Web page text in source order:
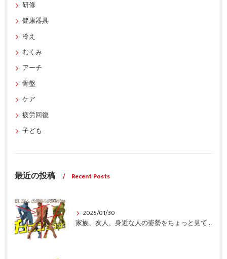
研修
健康器具
冷え
むくみ
アーチ
骨盤
ケア
疲労回復
子ども
最近の投稿 Recent Posts
2025/01/30
家族、友人、身近な人の姿勢をちょっと見てみませんか？